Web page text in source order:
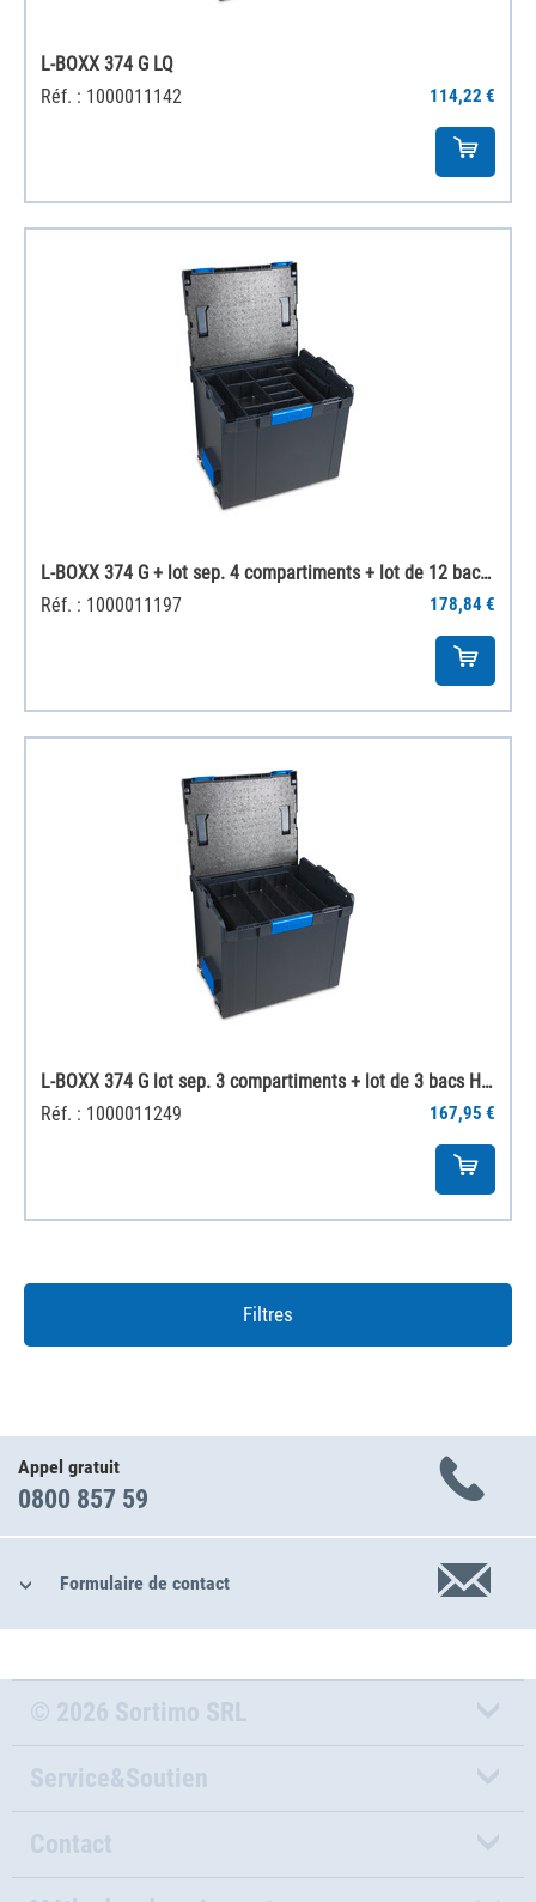
L-BOXX 374 G LQ
Réf. : 1000011142
114,22 €
L-BOXX 374 G + lot sep. 4 compartiments + lot de 12 bacs H63
Réf. : 1000011197
178,84 €
L-BOXX 374 G lot sep. 3 compartiments + lot de 3 bacs H63
Réf. : 1000011249
167,95 €
Filtres
Appel gratuit
0800 857 59
Formulaire de contact
© 2026 Sortimo SRL
Service&Soutien
Contact